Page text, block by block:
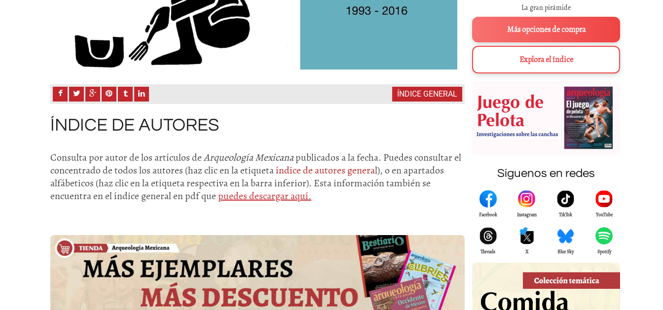
ÍNDICE GENERAL
ÍNDICE DE AUTORES
Consulta por autor de los artículos deArqueología Mexicanapublicados a la fecha. Puedes consultar el
concentrado de todos los autores (haz clic en la etiquetaíndice de autores general), o en apartados
alfábeticos (haz clic en la etiqueta respectiva en la barra inferior). Esta información también se
encuentra en el índice general en pdf que puedes descargar aquí.
La gran pirámide
Más opciones de compra
Explora el índice
Síguenos en redes
Facebook Instagram TikTok YouTube
Threads X Blue Sky Spotify